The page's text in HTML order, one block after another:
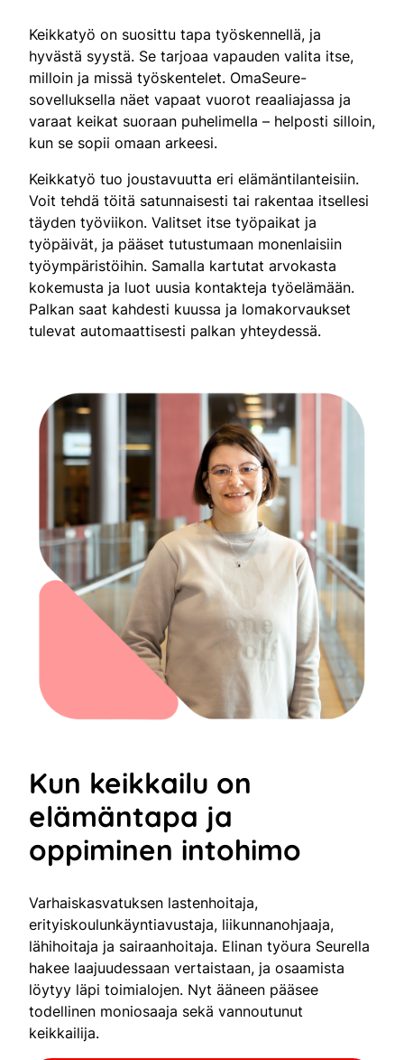
Keikkatyö on suosittu tapa työskennellä, ja
hyvästä syystä. Se tarjoaa vapauden valita itse,
milloin ja missä työskentelet. OmaSeure-
sovelluksella näet vapaat vuorot reaaliajassa ja
varaat keikat suoraan puhelimella – helposti silloin,
kun se sopii omaan arkeesi.
Keikkatyö tuo joustavuutta eri elämäntilanteisiin.
Voit tehdä töitä satunnaisesti tai rakentaa itsellesi
täyden työviikon. Valitset itse työpaikat ja
työpäivät, ja pääset tutustumaan monenlaisiin
työympäristöihin. Samalla kartutat arvokasta
kokemusta ja luot uusia kontakteja työelämään.
Palkan saat kahdesti kuussa ja lomakorvaukset
tulevat automaattisesti palkan yhteydessä.
Kun keikkailu on
elämäntapa ja
oppiminen intohimo
Varhaiskasvatuksen lastenhoitaja,
erityiskoulunkäyntiavustaja, liikunnanohjaaja,
lähihoitaja ja sairaanhoitaja. Elinan työura Seurella
hakee laajuudessaan vertaistaan, ja osaamista
löytyy läpi toimialojen. Nyt ääneen pääsee
todellinen moniosaaja sekä vannoutunut
keikkailija.